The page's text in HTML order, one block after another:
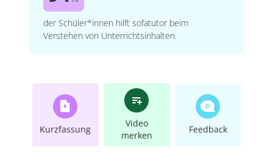
der Schüler*innen hilft sofatutor beim
Verstehen von Unterrichtsinhalten.
Kurzfassung
Video
merken
Feedback